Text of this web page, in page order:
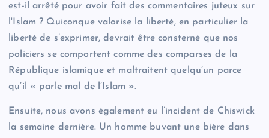
est-il arrêté pour avoir fait des commentaires juteux sur
l'Islam ? Quiconque valorise la liberté, en particulier la
liberté de s’exprimer, devrait être consterné que nos
policiers se comportent comme des comparses de la
République islamique et maltraitent quelqu’un parce
qu’il « parle mal de l’Islam ».
Ensuite, nous avons également eu l’incident de Chiswick
la semaine dernière. Un homme buvant une bière dans